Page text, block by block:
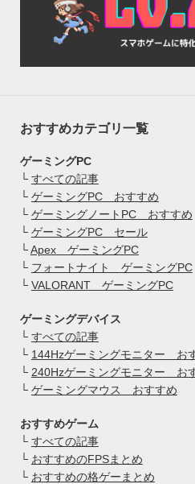
おすすめカテゴリ一覧
ゲーミングPC
└ すべての記事
└ ゲーミングPC おすすめ
└ ゲーミングノートPC おすすめ
└ ゲーミングPC セール
└Apex ゲーミングPC
└ フォートナイト ゲーミングPC
└ VALORANT ゲーミングPC
ゲーミングデバイス
└ すべての記事
└ 144Hzゲーミングモニター お
└ 240Hzゲーミングモニター お
└ ゲーミングマウス おすすめ
おすすめゲーム
└ すべての記事
└ おすすめのFPSまとめ
└ おすすめの格ゲーまとめ